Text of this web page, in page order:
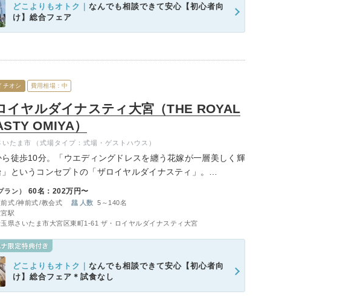
どこよりもオトク｜ なんでも相談できて安心【初心者向
け】総合フェア
イヤルダイナスティ大宮（THE ROYAL
OMIYA）
チオシ 費用相場：中
ら徒歩10分。「ウエディングドレスを纏う花嫁が一層美しく輝
というコンセプトの「ザロイヤルダイナスティ」。
たトーンで統一された館内には、木の温もりを感じるチャペル
社の流れをくむ本格的な神殿、上質な寛ぎを演出するラウンジ
な空間が広がります。
いたま市 （式場タイプ：式場・ゲストハウス）
ラン） 60名：202万円〜
前式 神前式 教会式 人数
5～140名
駅
県さいたま市大宮区東町1-61 ザ・ロイヤルダイナスティ大宮
どこよりもオトク｜ なんでも相談できて安心【初心者向
け】総合フェア＊試食なし